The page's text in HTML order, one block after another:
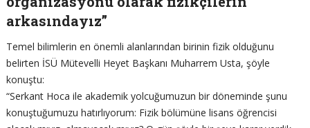
arkasındayız”
Temel bilimlerin en önemli alanlarından birinin fizik olduğunu
belirten İSÜ Mütevelli Heyet Başkanı Muharrem Usta, şöyle
konuştu:
“Serkant Hoca ile akademik yolcuğumuzun bir döneminde şunu
konuştuğumuzu hatırlıyorum: Fizik bölümüne lisans öğrencisi